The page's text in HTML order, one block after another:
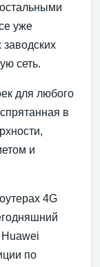
уже
сеть.
для любого
в
и
4G
Huawei
по